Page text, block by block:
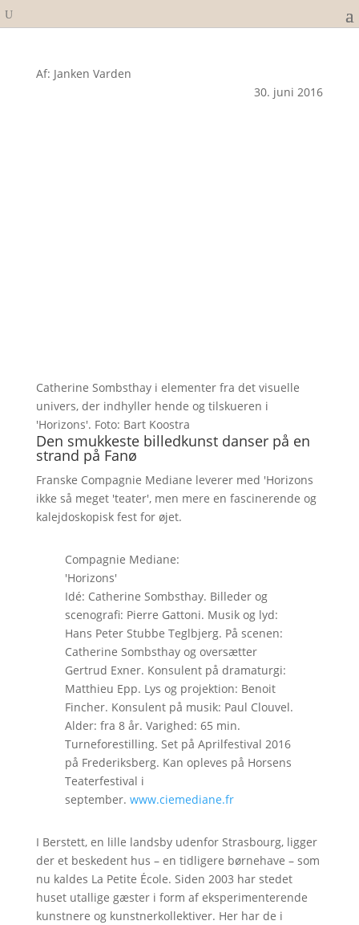
Af: Janken Varden
30. juni 2016
Catherine Sombsthay i elementer fra det visuelle
univers, der indhyller hende og tilskueren i
'Horizons'. Foto: Bart Koostra
Den smukkeste billedkunst danser på en
strand på Fanø
Franske Compagnie Mediane leverer med 'Horizons
ikke så meget 'teater', men mere en fascinerende og
kalejdoskopisk fest for øjet.
Compagnie Mediane:
'Horizons'
Idé: Catherine Sombsthay. Billeder og
scenografi: Pierre Gattoni. Musik og lyd:
Hans Peter Stubbe Teglbjerg. På scenen:
Catherine Sombsthay og oversætter
Gertrud Exner. Konsulent på dramaturgi:
Matthieu Epp. Lys og projektion: Benoit
Fincher. Konsulent på musik: Paul Clouvel.
Alder: fra 8 år. Varighed: 65 min.
Turneforestilling. Set på Aprilfestival 2016
på Frederiksberg. Kan opleves på Horsens
Teaterfestival i
september. www.ciemediane.fr
I Berstett, en lille landsby udenfor Strasbourg, ligger
der et beskedent hus – en tidligere børnehave – som
nu kaldes La Petite École. Siden 2003 har stedet
huset utallige gæster i form af eksperimenterende
kunstnere og kunstnerkollektiver. Her har de i